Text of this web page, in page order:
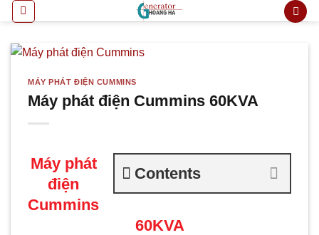
qua
nội
MÁY PHÁT ĐIỆN CUMMINS
Máy phát điện Cummins 60KVA
Contents
Máy phát
điện
Cummins
60KVA